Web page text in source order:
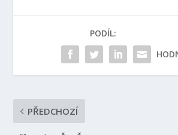
PODÍL:
PŘEDCHOZÍ